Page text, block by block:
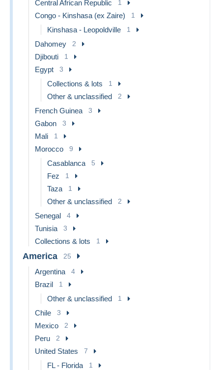
Central African Republic 1
Congo - Kinshasa (ex Zaire) 1
Kinshasa - Leopoldville 1
Dahomey 2
Djibouti 1
Egypt 3
Collections & lots 1
Other & unclassified 2
French Guinea 3
Gabon 3
Mali 1
Morocco 9
Casablanca 5
Fez 1
Taza 1
Other & unclassified 2
Senegal 4
Tunisia 3
Collections & lots 1
America 25
Argentina 4
Brazil 1
Other & unclassified 1
Chile 3
Mexico 2
Peru 2
United States 7
FL - Florida 1